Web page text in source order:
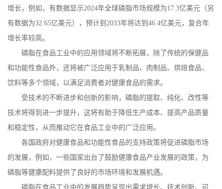
增长，例如，有数据显示2024年全球磷脂市场规模为17.3亿美元（另
有数据为32.65亿美元），预计到 2033年将达到 46.4亿美元，复合年
增长率较高。
磷脂在食品工业中的应用领域将不断拓展，除了传统的保健品
和功能性食品外，还将被广泛应用于乳制品、肉制品、烘焙食品、
饮料等多个领域，以满足消费者对健康食品的需求。
受技术的不断进步和创新的影响，磷脂的提取、纯化、改性等
技术将得到进一步提升，这将有助于降低生产成本、提高产品质量
和稳定性，从而推动它在食品工业中的广泛应用。
各国政府对健康食品和功能性食品的支持政策将促进磷脂市场
的发展，例如，一些国家出台了鼓励健康食品产业发展的政策，为
磷脂等健康配料提供了良好的市场环境和发展机遇。
磷脂在食品工业中的发展趋势呈现出需求增长、技术创新、可